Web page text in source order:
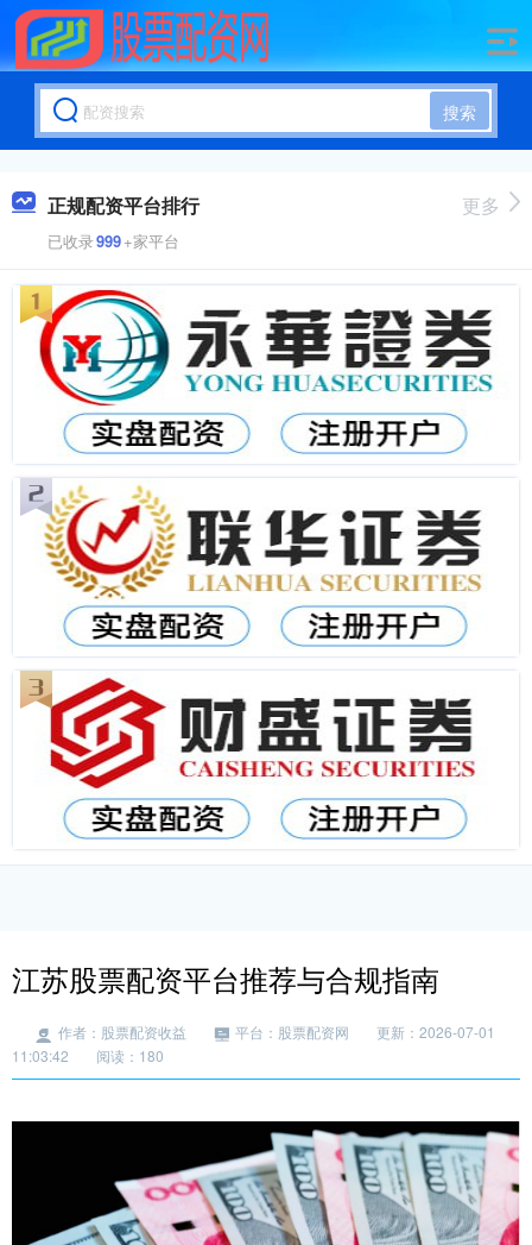
搜索
正规配资平台排行
已收录999+家平台
更多
江苏股票配资平台推荐与合规指南
作者：股票配资收益 平台：股票配资网
更新：2026-07-01
11:03:42
阅读：180